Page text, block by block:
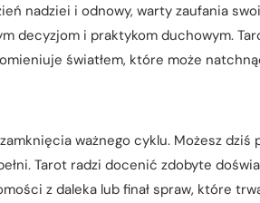
nadziei i odnowy, warty zaufania
decyzjom i praktykom duchowym.
światłem, które może
ważnego cyklu. Możesz
Tarot radzi docenić zdobyte
z daleka lub finał spraw, które